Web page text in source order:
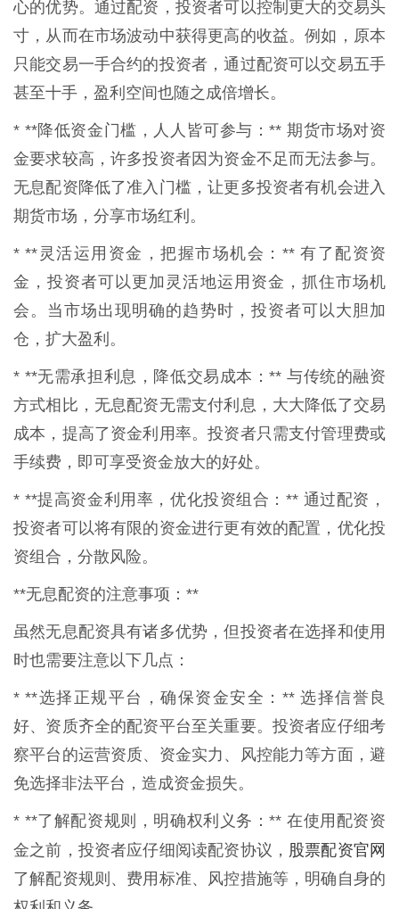
心的优势。通过配资，投资者可以控制更大的交易头
寸，从而在市场波动中获得更高的收益。例如，原本
只能交易一手合约的投资者，通过配资可以交易五手
甚至十手，盈利空间也随之成倍增长。
* **降低资金门槛，人人皆可参与：** 期货市场对资
金要求较高，许多投资者因为资金不足而无法参与。
无息配资降低了准入门槛，让更多投资者有机会进入
期货市场，分享市场红利。
* **灵活运用资金，把握市场机会：** 有了配资资
金，投资者可以更加灵活地运用资金，抓住市场机
会。当市场出现明确的趋势时，投资者可以大胆加
仓，扩大盈利。
* **无需承担利息，降低交易成本：** 与传统的融资
方式相比，无息配资无需支付利息，大大降低了交易
成本，提高了资金利用率。投资者只需支付管理费或
手续费，即可享受资金放大的好处。
* **提高资金利用率，优化投资组合：** 通过配资，
投资者可以将有限的资金进行更有效的配置，优化投
资组合，分散风险。
**无息配资的注意事项：**
虽然无息配资具有诸多优势，但投资者在选择和使用
时也需要注意以下几点：
* **选择正规平台，确保资金安全：** 选择信誉良
好、资质齐全的配资平台至关重要。投资者应仔细考
察平台的运营资质、资金实力、风控能力等方面，避
免选择非法平台，造成资金损失。
* **了解配资规则，明确权利义务：** 在使用配资资
金之前，投资者应仔细阅读配资协议， 股票配资官网
了解配资规则、费用标准、风控措施等，明确自身的